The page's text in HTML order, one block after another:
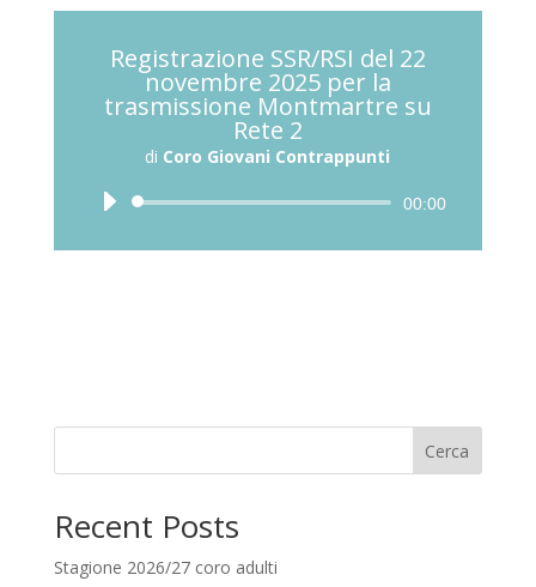
Registrazione SSR/RSI del 22
novembre 2025 per la
trasmissione Montmartre su
Rete 2
di Coro Giovani Contrappunti
Audio
00:00
Cerca
Recent Posts
Stagione 2026/27 coro adulti